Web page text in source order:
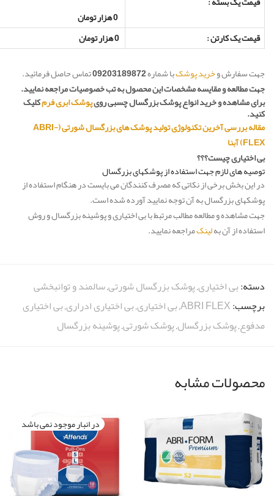
قیمت یک کارتن :
جهت سفارش وخرید پوشکبا شماره09203189872تماس حاصل فرمائید.
جهت مطالعه و مقایسه مشخصات این محصول به تب خصوصیات مراجعه نمایید.
برای مشاهده و خرید انواع پوشک بزرگسال چسبی رویپوشک ابری فرمکلیک
کنید.
مقاله بررسی آخرین تکنولوژی تولید پوشک های بزرگسال شورتی (ABRI-
FLEX) آبنا
بی اختیاری چیست؟؟؟
توصیه های لازم جهت استفاده از پوشکهای بزرگسال
در این بخش برخی از نکاتی که مصرف کنندگان می بایست در هنگام استفاده از
پوشکهای بزرگسال به آن توجه نمایید آورده شده است.
جهت مشاهده و مطالعه مطالب مرتبط با بی اختیاری و پوشینه بزرگسال و روش
استفاده از آن بهلینکمراجعه نمایید.
دسته:بی اختیاری,پوشک بزرگسال شورتی,سالمند و توانبخشی
برچسب:ABRI FLEX
,بی اختیاری,بی اختیاری ادراری,بی اختیاری
مدفوع,پوشک بزرگسال,پوشک شورتی,پوشینه بزرگسال
محصولات مشابه